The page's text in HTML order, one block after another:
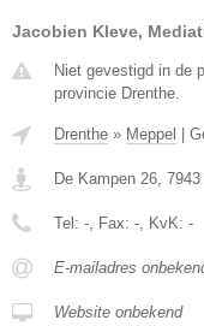
Jacobien Kleve,
Niet gevestigd in de
provincie Drenthe.
Drenthe » Meppel
De Kampen 26, 7943
Tel: -, Fax: -, KvK: -
E-mailadres
Website onbekend